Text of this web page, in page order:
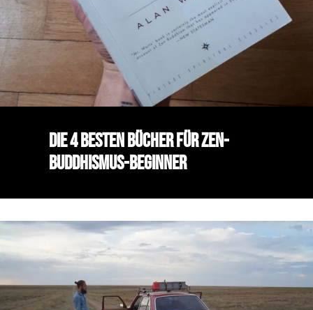
Die 4 besten Bücher für Zen-
Buddhismus-Beginner